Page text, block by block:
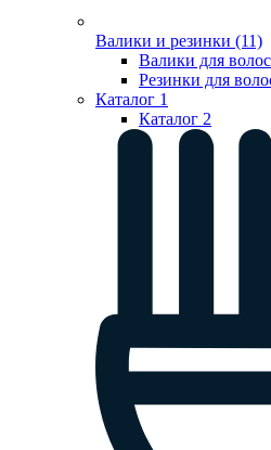
Валики и резинки (11)
Валики для
Резинки для
Каталог 1
Каталог 2